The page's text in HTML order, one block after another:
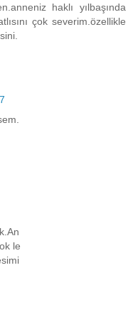
haklı yılbaşında
çok severim.özellikle
le